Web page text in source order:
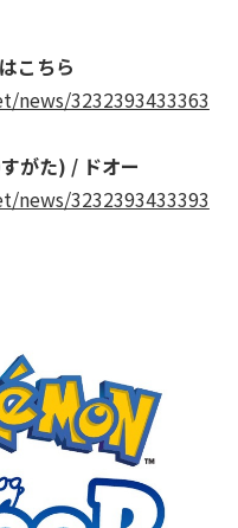
こちら
news/3232393433363
がた) / ドオー
news/3232393433393